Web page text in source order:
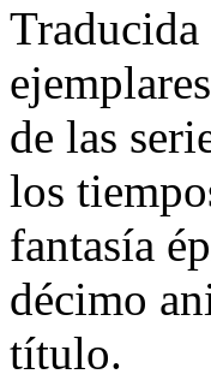
Traducida
de las
los
fantasía
décimo
título.